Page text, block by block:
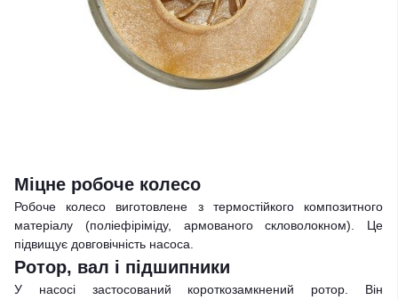
Міцне робоче колесо
Робоче колесо виготовлене з термостійкого композитного
матеріалу (поліефіріміду, армованого скловолокном). Це
підвищує довговічність насоса.
Ротор, вал і підшипники
У насосі застосований короткозамкнений ротор. Він